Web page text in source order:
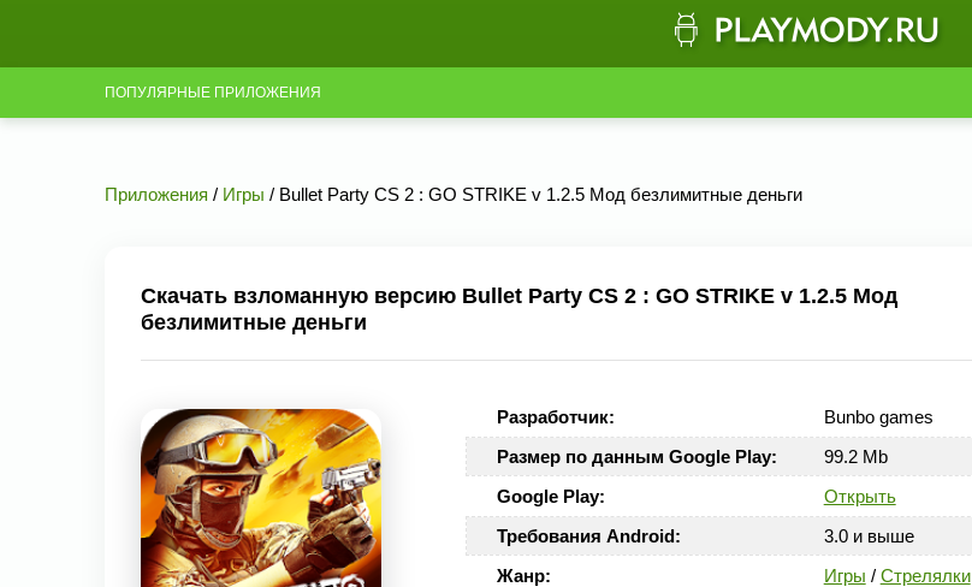
ПОПУЛЯРНЫЕ ПРИЛОЖЕНИЯ
Приложения / Игры / Bullet Party CS 2 : GO STRIKE v 1.2.5 Мод безлимитные деньги
Скачать взломанную версию Bullet Party CS 2 : GO STRIKE v 1.2.5 Мод
безлимитные деньги
Разработчик:
Bunbo games
Размер по данным Google Play:
99.2 Mb
Google Play:
Открыть
Требования Android:
3.0 и выше
Жанр:
Игры / Стрелялки